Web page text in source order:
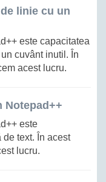
linie cu un
este capacitatea
cuvânt inutil. În
acest lucru.
Notepad++
este
text. În acest
lucru.